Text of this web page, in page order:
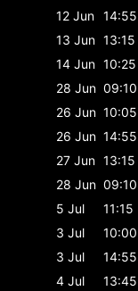
12 Jun 14:55
13 Jun 13:15
14 Jun 10:25
28 Jun 09:10
26 Jun 10:05
26 Jun 14:55
27 Jun 13:15
28 Jun 09:10
5 Jul
11:15
3 Jul
10:00
3 Jul
14:55
4 Jul
13:45